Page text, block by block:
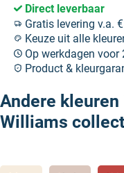
Direct leverbaar
Gratis levering v.a.
Keuze uit alle
Op werkdagen
Product &
Andere kleuren
Williams